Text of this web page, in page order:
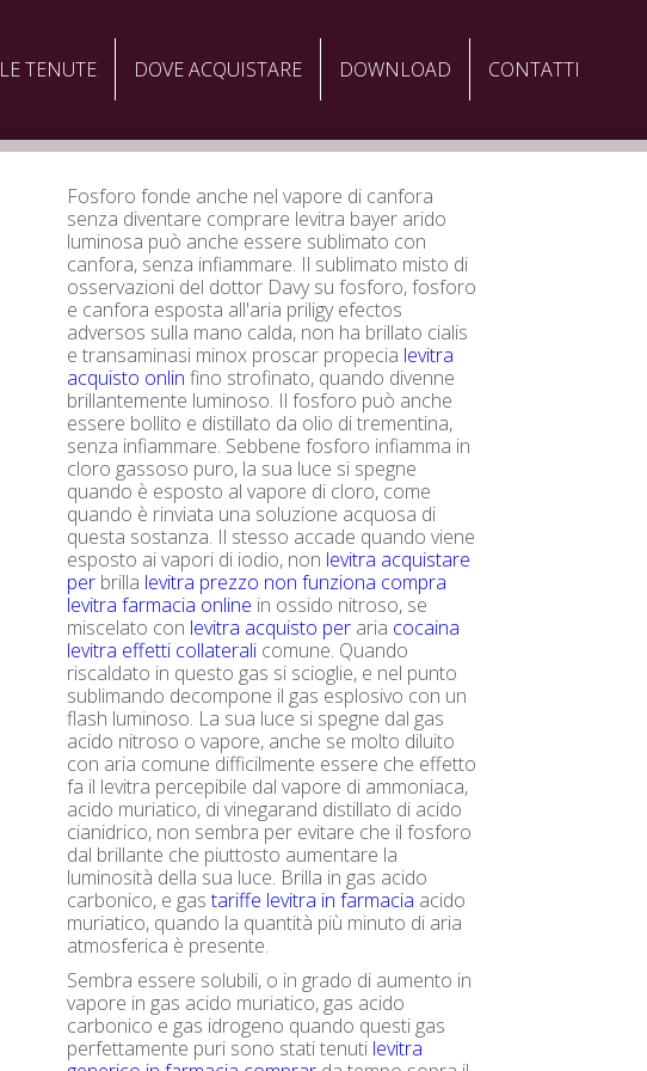
LE TENUTE DOVE ACQUISTARE DOWNLOAD CONTATTI
Fosforo fonde anche nel vapore di canfora
senza diventare comprare levitra bayer arido
luminosa può anche essere sublimato con
canfora, senza infiammare. Il sublimato misto di
osservazioni del dottor Davy su fosforo, fosforo
e canfora esposta all'aria priligy efectos
adversos sulla mano calda, non ha brillato cialis
e transaminasi minox proscar propecia levitra
acquisto onlin fino strofinato, quando divenne
brillantemente luminoso. Il fosforo può anche
essere bollito e distillato da olio di trementina,
senza infiammare. Sebbene fosforo infiamma in
cloro gassoso puro, la sua luce si spegne
quando è esposto al vapore di cloro, come
quando è rinviata una soluzione acquosa di
questa sostanza. Il stesso accade quando viene
esposto ai vapori di iodio, non levitra acquistare
per brilla levitra prezzo non funziona compra
levitra farmacia online in ossido nitroso, se
miscelato con levitra acquisto per aria cocaina
levitra effetti collaterali comune. Quando
riscaldato in questo gas si scioglie, e nel punto
sublimando decompone il gas esplosivo con un
flash luminoso. La sua luce si spegne dal gas
acido nitroso o vapore, anche se molto diluito
con aria comune difficilmente essere che effetto
fa il levitra percepibile dal vapore di ammoniaca,
acido muriatico, di vinegarand distillato di acido
cianidrico, non sembra per evitare che il fosforo
dal brillante che piuttosto aumentare la
luminosità della sua luce. Brilla in gas acido
carbonico, e gastariffe levitra in farmacia acido
muriatico, quando la quantità più minuto di aria
atmosferica è presente.
Sembra essere solubili, o in grado di aumento in
vapore in gas acido muriatico, gas acido
carbonico e gas idrogeno quando questi gas
perfettamente puri sono stati tenuti levitra